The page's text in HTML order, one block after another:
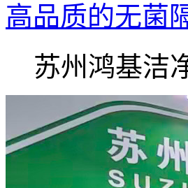
高品质的无菌
苏州鸿基洁